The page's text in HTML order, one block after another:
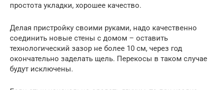
простота укладки, хорошее качество.
Делая пристройку своими руками, надо качественно
соединить новые стены с домом – оставить
технологический зазор не более 10 см, через год
окончательно заделать щель. Перекосы в таком случае
будут исключены.